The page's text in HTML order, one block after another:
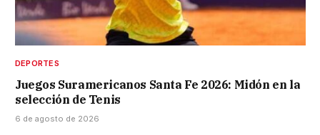
DEPORTES
Juegos Suramericanos Santa Fe 2026: Midón en la
selección de Tenis
6 de agosto de 2026